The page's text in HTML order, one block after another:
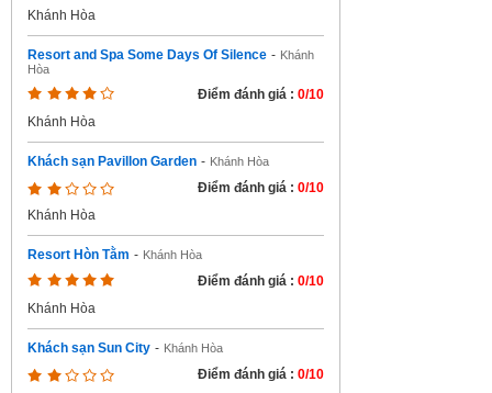
Khánh Hòa
Resort and Spa Some Days Of Silence - Khánh
Hòa
Điểm đánh giá : 0/10
Khánh Hòa
Khách sạn Pavillon Garden - Khánh Hòa
Điểm đánh giá : 0/10
Khánh Hòa
Resort Hòn Tằm - Khánh Hòa
Điểm đánh giá : 0/10
Khánh Hòa
Khách sạn Sun City - Khánh Hòa
Điểm đánh giá : 0/10